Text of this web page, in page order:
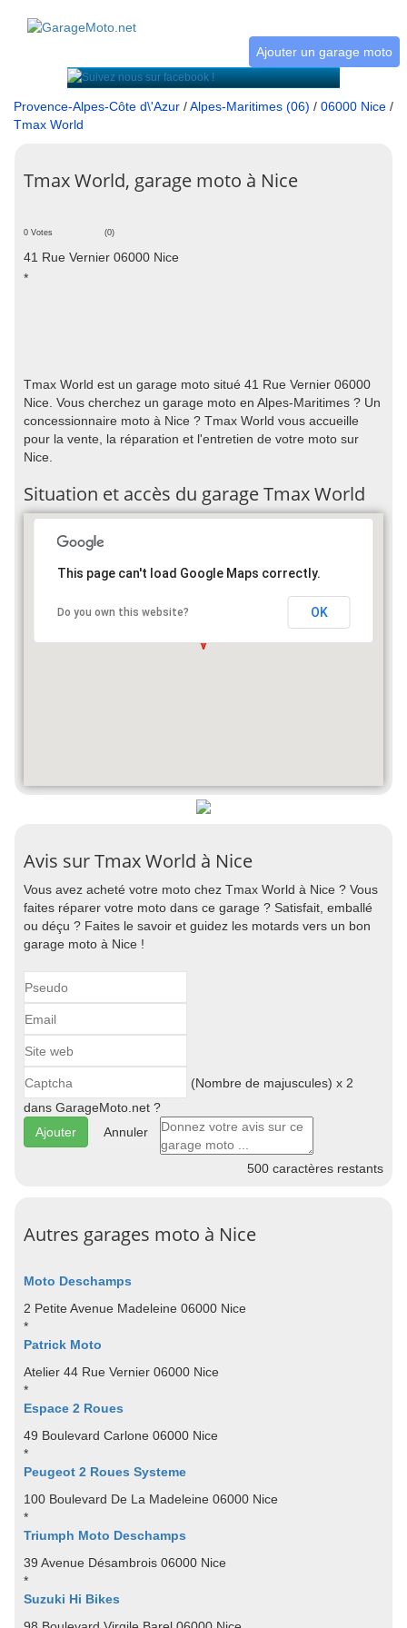
Ajouter un garage moto
Provence-Alpes-Côte d\'Azur /Alpes-Maritimes (06) / 06000 Nice /
Tmax World
Tmax World, garage moto à Nice
0 Votes (0)
41 Rue Vernier 06000 Nice
*
Tmax World est un garage moto situé 41 Rue Vernier 06000
Nice. Vous cherchez un garage moto en Alpes-Maritimes ? Un
concessionnaire moto à Nice ? Tmax World vous accueille
pour la vente, la réparation et l'entretien de votre moto sur
Nice.
Situation et accès du garage Tmax World
This page can't load Google Maps correctly.
Do you own this website? OK
Avis sur Tmax World à Nice
Vous avez acheté votre moto chez Tmax World à Nice ? Vous
faites réparer votre moto dans ce garage ? Satisfait, emballé
ou déçu ? Faites le savoir et guidez les motards vers un bon
garage moto à Nice !
(Nombre de majuscules) x 2
dans GarageMoto.net ?
Annuler
500 caractères restants
Autres garages moto à Nice
Moto Deschamps
2 Petite Avenue Madeleine 06000 Nice
*
Patrick Moto
Atelier 44 Rue Vernier 06000 Nice
*
Espace 2 Roues
49 Boulevard Carlone 06000 Nice
*
Peugeot 2 Roues Systeme
100 Boulevard De La Madeleine 06000 Nice
*
Triumph Moto Deschamps
39 Avenue Désambrois 06000 Nice
*
Suzuki Hi Bikes